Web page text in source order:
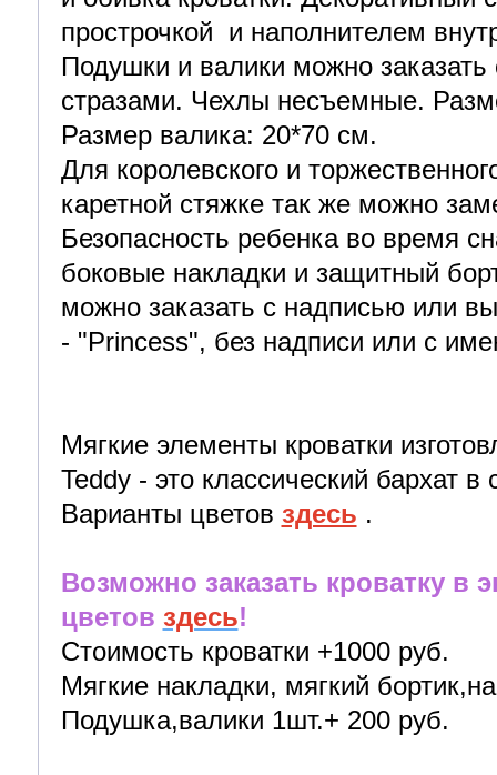
прострочкой и наполнителем
Подушки и валики можно заказать
стразами. Чехлы несъемные.
Размер валика: 20*70 см.
Для королевского и
каретной стяжке так же можно
Безопасность ребенка во время
боковые накладки и защитный
можно заказать с надписью или
- "Princess", без надписи или с
Мягкие элементы кроватки
Teddy - это классический бархат
Варианты цветов здесь .
Возможно заказать кроватку в
цветов здесь!
Стоимость кроватки +1000 руб.
Мягкие накладки, мягкий
Подушка,валики 1шт.+ 200 руб.